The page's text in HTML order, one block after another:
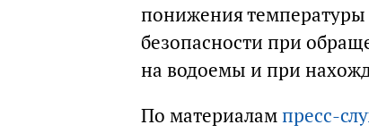
понижения
безопасности при
на водоемы и при
По материалампресс-